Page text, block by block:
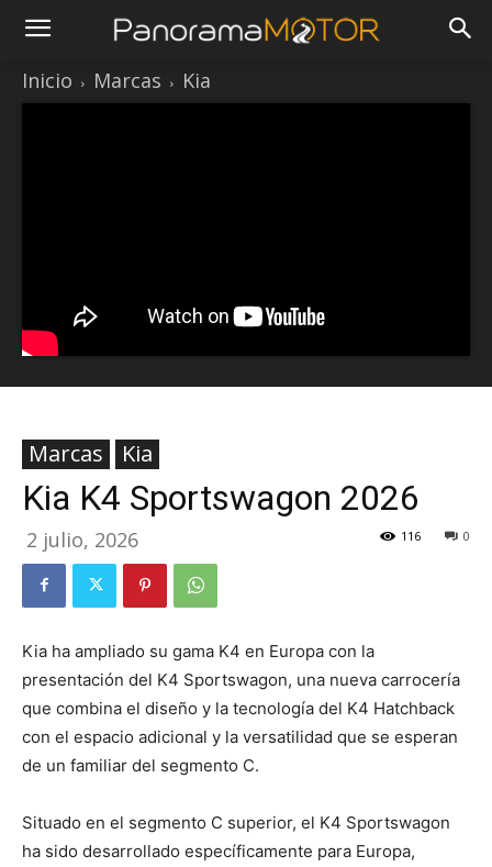
Inicio Marcas Kia
Marcas Kia
Kia K4 Sportswagon 2026
2 julio, 2026 0
116
Kia ha ampliado su gama K4 en Europa con la
presentación del K4 Sportswagon, una nueva carrocería
que combina el diseño y la tecnología del K4 Hatchback
con el espacio adicional y la versatilidad que se esperan
de un familiar del segmento C.
Situado en el segmento C superior, el K4 Sportswagon
ha sido desarrollado específicamente para Europa,